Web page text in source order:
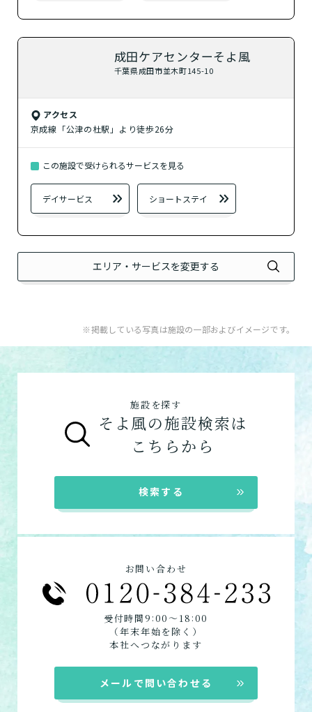
成田ケアセンターそよ風
千葉県成田市並木町145-10
アクセス
京成線「公津の杜駅」より徒歩26分
この施設で受けられるサービスを見る
デイサービス ショートステイ
エリア・サービスを変更する
※掲載している写真は施設の一部およびイメージです。
施設を探す
そよ風の施設検索は
こちらから
検索する
お問い合わせ
受付時間9 :00〜18 :00
（年末年始を除く）
本社へつながります
メールで問い合わせる